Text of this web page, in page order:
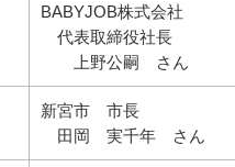
BABYJOB株式会社
代表取締役社長
上野公嗣 さん
新宮市 市長
田岡 実千年 さん